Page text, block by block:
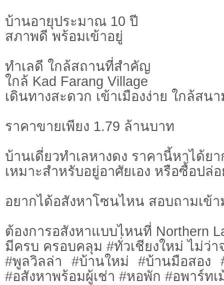
บ้านอายุประมาณ 10 ปี
สภาพดี พร้อมเข้าอยู่
ทำเลดี ใกล้สถานที่สำคัญ
ใกล้ Kad Farang Village
เดินทางสะดวก เข้าเมืองง่าย ใกล้สน
ราคาขายเพียง 1.79 ล้านบาท
บ้านเดี่ยวทำเลหางดง ราคานี้หาได้ย
เหมาะสำหรับอยู่อาศัยเอง หรือซื้อปล่อ
อยากได้อสังหาโซนไหน สอบถามเข้า
ต้องการอสังหาแบบไหนที่ Northern
มีครบ ครอบคลุม #ทั่วเชียงใหม่ ไม่ว่า
#พูลวิลล่า #บ้านใหม่ #บ้านมือสอง
#อสังหาพร้อมผู้เช่า #หอพัก #อพาร์ท